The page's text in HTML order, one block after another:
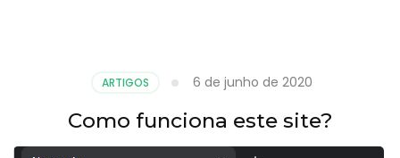
ARTIGOS 6 de junho de 2020
Como funciona este site?